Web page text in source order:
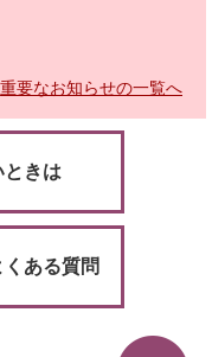
重要なお知らせの一覧へ
ときは
ある質問